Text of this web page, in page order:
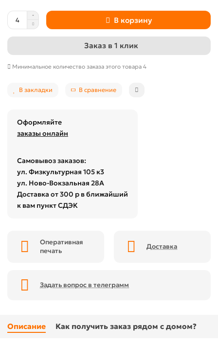
В корзину
Заказ в 1 клик
Минимальное количество заказа этого товара 4
В закладки В сравнение
Оформляйте
заказы онлайн
Самовывоз заказов:
ул. Физкультурная 105 к3
ул. Ново-Вокзальная 28А
Доставка от 300 р в ближайший
к вам пункт СДЭК
Оперативная
печать
Доставка
Задать вопрос в телеграмм
Описание Как получить заказ рядом с домом?